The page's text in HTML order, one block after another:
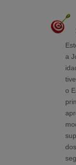
a
o